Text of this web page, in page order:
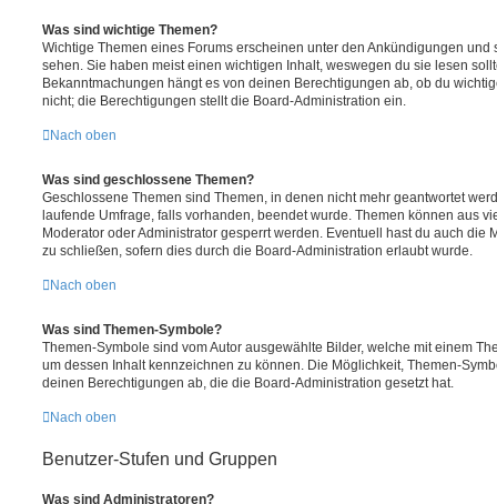
Was sind wichtige Themen?
Wichtige Themen eines Forums erscheinen unter den Ankündigungen und
sehen. Sie haben meist einen wichtigen Inhalt, weswegen du sie lesen
Bekanntmachungen hängt es von deinen Berechtigungen ab, ob du
nicht; die Berechtigungen stellt die Board-Administration ein.
Nach oben
Was sind geschlossene Themen?
Geschlossene Themen sind Themen, in denen nicht mehr geantwortet
laufende Umfrage, falls vorhanden, beendet wurde. Themen können aus
Moderator oder Administrator gesperrt werden. Eventuell hast du auch die
zu schließen, sofern dies durch die Board-Administration erlaubt wurde.
Nach oben
Was sind Themen-Symbole?
Themen-Symbole sind vom Autor ausgewählte Bilder, welche mit einem
um dessen Inhalt kennzeichnen zu können. Die Möglichkeit, Themen-
deinen Berechtigungen ab, die die Board-Administration gesetzt hat.
Nach oben
Benutzer-Stufen und Gruppen
Was sind Administratoren?